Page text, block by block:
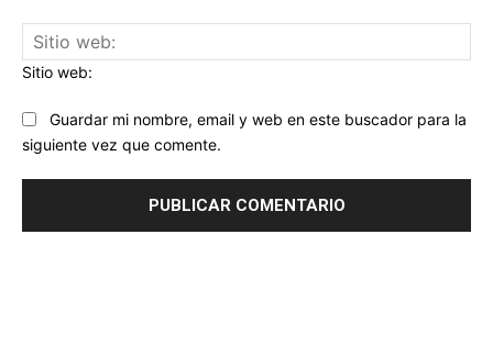
Sitio web:
Guardar mi nombre, email y web en este buscador para la
siguiente vez que comente.